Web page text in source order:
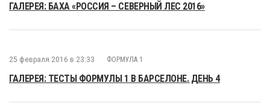
ГАЛЕРЕЯ: БАХА «РОССИЯ – СЕВЕРНЫЙ ЛЕС 2016»
25 февраля 2016 в 23:33 ФОРМУЛА 1
ГАЛЕРЕЯ: ТЕСТЫ ФОРМУЛЫ 1 В БАРСЕЛОНЕ. ДЕНЬ 4